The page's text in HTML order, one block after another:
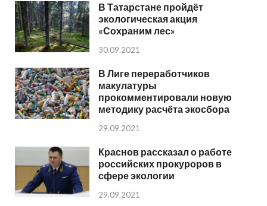
В Татарстане пройдёт
экологическая акция
«Сохраним лес»
30.09.2021
В Лиге переработчиков
макулатуры
прокомментировали новую
методику расчёта экосбора
29.09.2021
Краснов рассказал о работе
российских прокуроров в
сфере экологии
29.09.2021